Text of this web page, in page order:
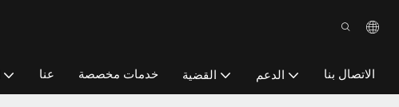
عنا خدمات مخصصة القضية الدعم الاتصال بنا